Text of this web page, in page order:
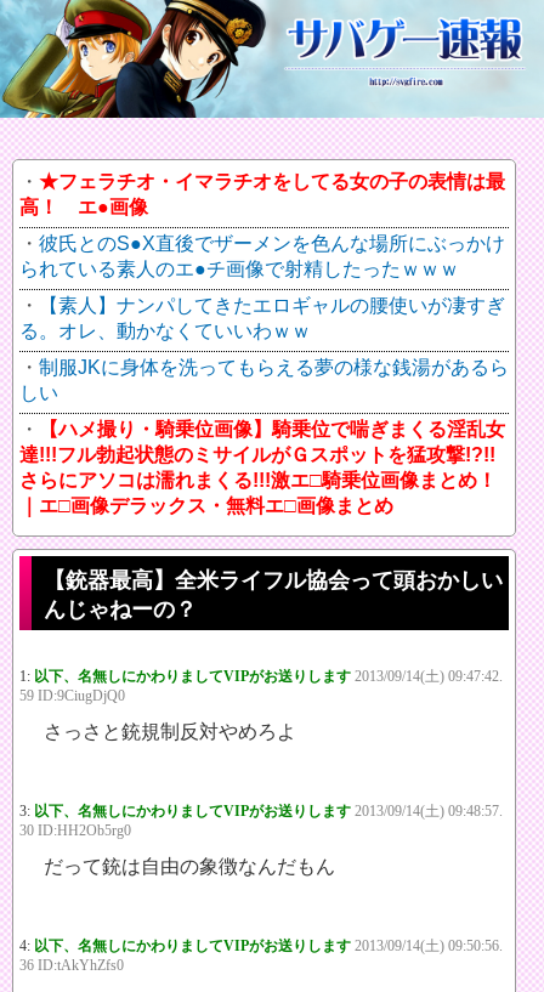
★フェラチオ・イマラチオをしてる女の子の表情は最
高！ エ●画像
彼氏とのS●X直後でザーメンを色んな場所にぶっかけ
られている素人のエ●チ画像で射精したったｗｗｗ
【素人】ナンパしてきたエロギャルの腰使いが凄すぎ
る。オレ、動かなくていいわｗｗ
制服JKに身体を洗ってもらえる夢の様な銭湯があるら
しい
【ハメ撮り・騎乗位画像】騎乗位で喘ぎまくる淫乱女
達!!!フル勃起状態のミサイルがＧスポットを猛攻撃!?!!
さらにアソコは濡れまくる!!!激エ□騎乗位画像まとめ！
｜エ□画像デラックス・無料エ□画像まとめ
【銃器最高】全米ライフル協会って頭おかしい
んじゃねーの？
1: 以下、名無しにかわりましてVIPがお送りします 2013/09/14(土) 09:47:42.
59 ID:9CiugDjQ0
さっさと銃規制反対やめろよ
3: 以下、名無しにかわりましてVIPがお送りします 2013/09/14(土) 09:48:57.
30 ID:HH2Ob5rg0
だって銃は自由の象徴なんだもん
4: 以下、名無しにかわりましてVIPがお送りします 2013/09/14(土) 09:50:56.
36 ID:tAkYhZfs0